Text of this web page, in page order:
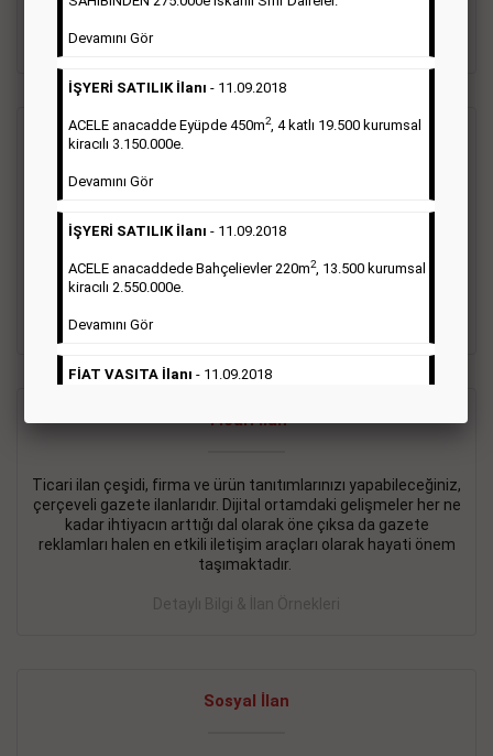
Detaylı Bilgi & İlan Örnekleri
Vasıta İlanı
Sarı sayfa ilanlar alım- satım, duyuru, mini reklam şeklinde
ifade edilebilen ilanlardır. Gazetelerin tirajını önemli ölçüde
etkilerler ve gazete gelirlerinin de önemli bir bölümünü
oluştururlar.Sabah sarı sayfa eleman ilanlarında 6 kelime
sayısı şartı aranmamaktadır.
Detaylı Bilgi & İlan Örnekleri
Ticari İlan
Ticari ilan çeşidi, firma ve ürün tanıtımlarınızı yapabileceğiniz,
çerçeveli gazete ilanlarıdır. Dijital ortamdaki gelişmeler her ne
kadar ihtiyacın arttığı dal olarak öne çıksa da gazete
reklamları halen en etkili iletişim araçları olarak hayati önem
taşımaktadır.
Detaylı Bilgi & İlan Örnekleri
Sosyal İlan
Devamını Gör
İŞYERİ SATILIK İlanı - 11.09.2018
ACELE anacadde Eyüpde 450m2, 4 katlı 19.500 kurumsal
kiracılı 3.150.000e.
Devamını Gör
İŞYERİ SATILIK İlanı - 11.09.2018
ACELE anacaddede Bahçelievler 220m2, 13.500 kurumsal
kiracılı 2.550.000e.
Devamını Gör
FİAT VASITA İlanı - 11.09.2018
2.800.000e kurumsal mağaza.
BAKIRKÖY SATILIK İlanı- 11.09.2018
KARTALTEPEde kelepir 2+ 1 satılık daire